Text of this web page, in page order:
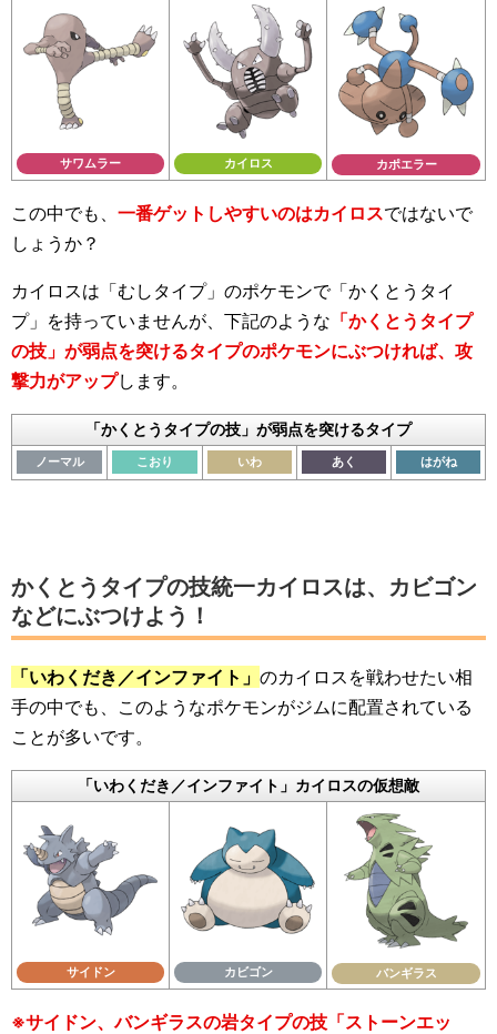
サワムラー カイロス カポエラー
この中でも、 一番ゲットしやすいのはカイロスではないで
しょうか？
カイロスは「むしタイプ」のポケモンで「かくとうタイ
プ」を持っていませんが、下記のような 「かくとうタイプ
の技」が弱点を突けるタイプのポケモンにぶつければ、攻
撃力がアップします。
「かくとうタイプの技」が弱点を突けるタイプ
ノーマル こおり いわ あく はがね
かくとうタイプの技統一カイロスは、カビゴン
などにぶつけよう！
「いわくだき／インファイト」 のカイロスを戦わせたい相
手の中でも、このようなポケモンがジムに配置されている
ことが多いです。
「いわくだき／インファイト」カイロスの仮想敵
サイドン カビゴン バンギラス
※サイドン、バンギラスの岩タイプの技「ストーンエッ